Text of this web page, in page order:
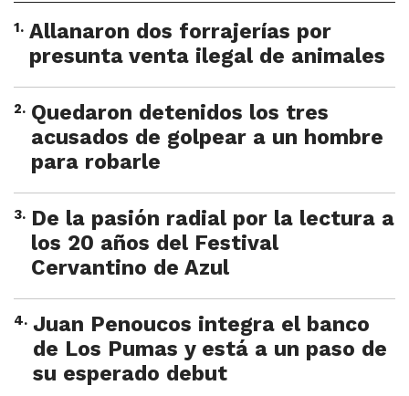
1. Allanaron dos forrajerías por
presunta venta ilegal de animales
2. Quedaron detenidos los tres
acusados de golpear a un hombre
para robarle
3. De la pasión radial por la lectura a
los 20 años del Festival
Cervantino de Azul
4. Juan Penoucos integra el banco
de Los Pumas y está a un paso de
su esperado debut